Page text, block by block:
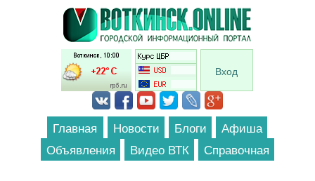
Перейти к основному содержанию
Вход
Главная Новости Блоги
Афиша
Объявления
Видео ВТК Справочная